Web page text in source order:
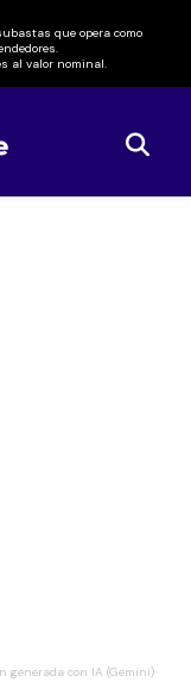
que opera como
al valor nominal.
generada con IA (Gemini)